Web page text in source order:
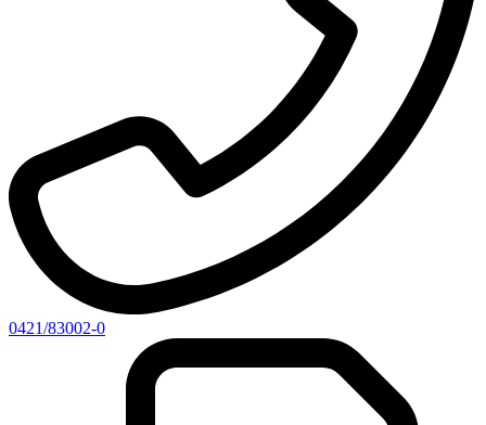
0421/83002-0